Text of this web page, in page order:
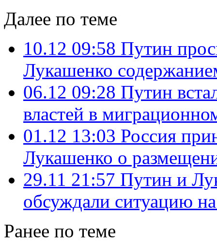
Далее по теме
10.12 09:58 Путин
Лукашенко
06.12 09:28 Путин
властей в
01.12 13:03 Россия
Лукашенко о
29.11 21:57 Путин и
обсуждали ситуацию
Ранее по теме